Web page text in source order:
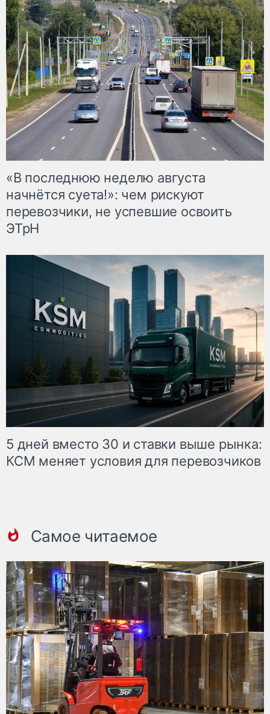
«В последнюю неделю августа
начнётся суета!»: чем рискуют
перевозчики, не успевшие освоить
ЭТрН
5 дней вместо 30 и ставки выше рынка:
КСМ меняет условия для перевозчиков
Самое читаемое